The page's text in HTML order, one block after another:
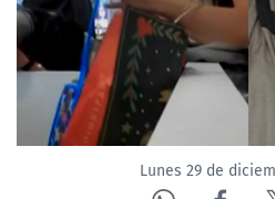
CORPORATIVO Y
CANAL DE DENUNCIAS
ÁREA DE PROYECTOS
Lunes 29 de